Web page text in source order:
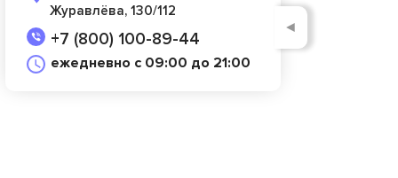
Журавлёва, 130/112
+7 (800) 100-89-44
ежедневно с 09:00 до 21:00
◄